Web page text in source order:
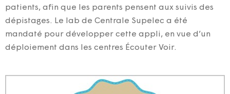
patients, afin que les parents pensent aux suivis des
dépistages. Le lab de Centrale Supelec a été
mandaté pour développer cette appli, en vue d’un
déploiement dans les centres Écouter Voir.